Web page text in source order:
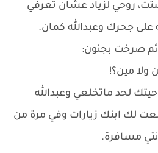
روحي لزياد عشان تعرفي
على جحرك وعبدالله كمان.
صرخت بجنون:
ولا مين؟!
لحد ماتخلعي وعبدالله
لك ابنك زيارات وفي مرة من
مسافرة.